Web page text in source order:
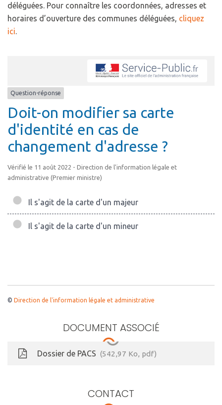
déléguées. Pour connaître les coordonnées, adresses et
horaires d’ouverture des communes déléguées, cliquez
ici.
Question-réponse
Doit-on modifier sa carte
d'identité en cas de
changement d'adresse ?
Vérifié le 11 août 2022 - Direction de l'information légale et
administrative (Premier ministre)
Il s'agit de la carte d'un majeur
Il s'agit de la carte d'un mineur
© Direction de l'information légale et administrative
DOCUMENT ASSOCIÉ
Dossier de PACS 542,97 Ko, pdf
CONTACT